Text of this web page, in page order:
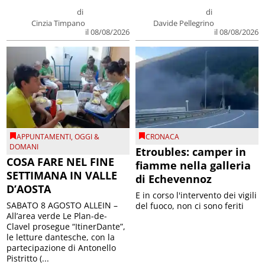
di
Cinzia Timpano
il 08/08/2026
di
Davide Pellegrino
il 08/08/2026
APPUNTAMENTI,OGGI &
DOMANI
COSA FARE NEL FINE
SETTIMANA IN VALLE
D’AOSTA
SABATO 8 AGOSTO ALLEIN –
All’area verde Le Plan-de-
Clavel prosegue “ItinerDante”,
le letture dantesche, con la
partecipazione di Antonello
Pistritto (...
CRONACA
Etroubles: camper in
fiamme nella galleria
di Echevennoz
E in corso l'intervento dei vigili
del fuoco, non ci sono feriti